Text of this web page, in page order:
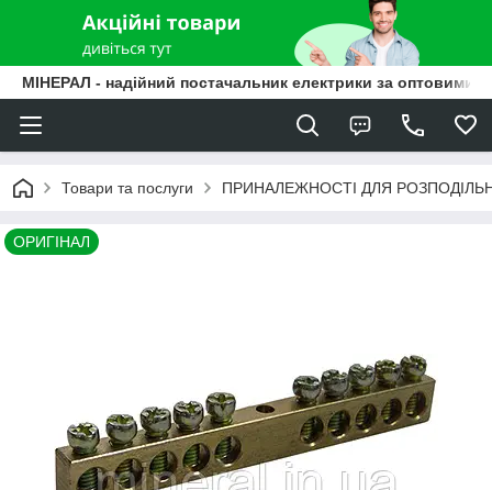
МІНЕРАЛ - надійний постачальник електрики за оптовими
Товари та послуги ПРИНАЛЕЖНОСТІ ДЛЯ
ОРИГІНАЛ